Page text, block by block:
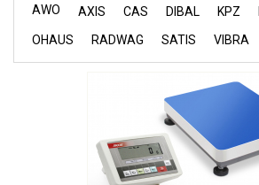
AWO AXIS CAS DIBAL KPZ
OHAUS
RADWAG SATIS VIBRA